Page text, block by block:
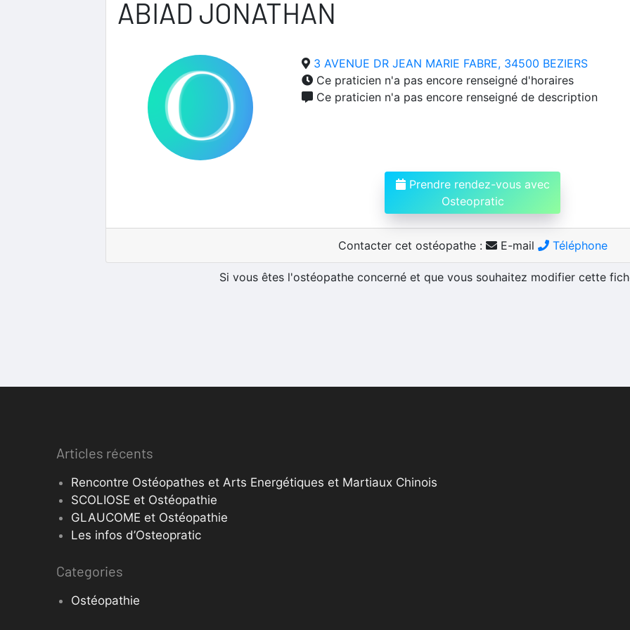
ABIAD JONATHAN
3 AVENUE DR JEAN MARIE FABRE, 34500 BEZIERS
Ce praticien n'a pas encore renseigné d'horaires
Ce praticien n'a pas encore renseigné de description
Prendre rendez-vous avec
Osteopratic
Contacter cet ostéopathe : E-mail Téléphone
Si vous êtes l'ostéopathe concerné et que vous souhaitez modifier cette
Articles récents
Rencontre Ostéopathes et Arts Energétiques et Martiaux Chinois
SCOLIOSE et Ostéopathie
GLAUCOME et Ostéopathie
Les infos d’Osteopratic
Categories
Ostéopathie